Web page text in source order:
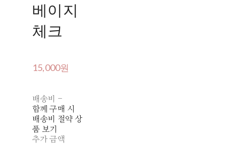
베이지
체크
15,000원
배송비 -
함께 구매 시
배송비 절약 상
품 보기
추가 금액